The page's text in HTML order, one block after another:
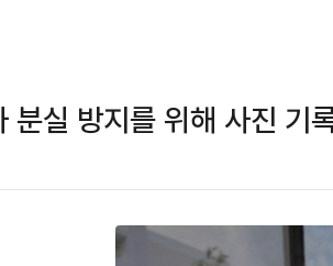
분실 방지를 위해 사진 기